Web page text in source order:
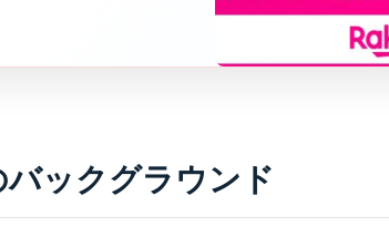
バックグラウンド